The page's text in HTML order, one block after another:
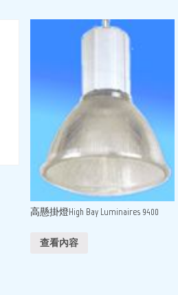
高懸掛燈High Bay Luminaires 9400
查看內容